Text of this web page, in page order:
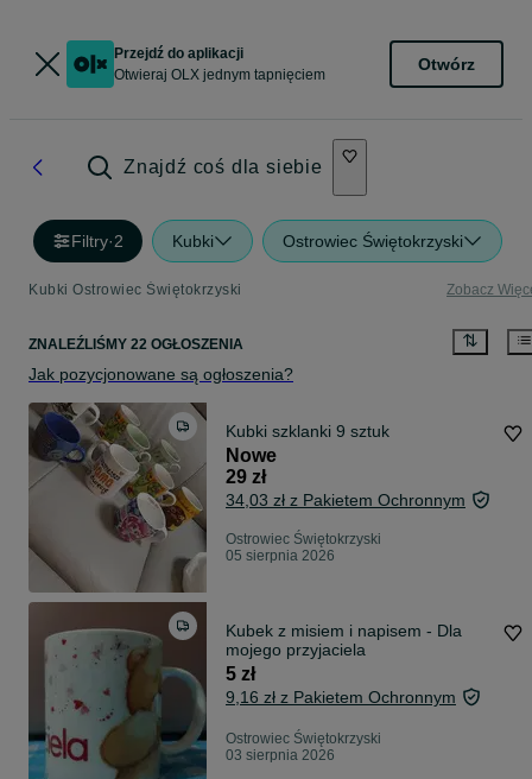
Przejdź do aplikacji
Otwieraj OLX jednym tapnięciem
Otwórz
Znajdź coś dla siebie
Filtry·2 Kubki Ostrowiec Świętokrzyski
Kubki Ostrowiec Świętokrzyski Zobacz
ZNALEŹLIŚMY 22 OGŁOSZENIA
Jak pozycjonowane są ogłoszenia?
Kubki szklanki 9 sztuk
Nowe
29 zł
34,03 zł z Pakietem Ochronnym
Ostrowiec Świętokrzyski
05 sierpnia 2026
Kubek z misiem i napisem - Dla
mojego przyjaciela
5 zł
9,16 zł z Pakietem Ochronnym
Ostrowiec Świętokrzyski
03 sierpnia 2026